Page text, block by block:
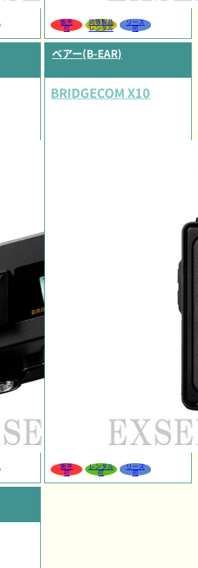
販売
可
同等製品
レンタル
リース
可
ベアー(B-EAR)
BRIDGECOM X10
販売
可
レンタル
可
リース
可